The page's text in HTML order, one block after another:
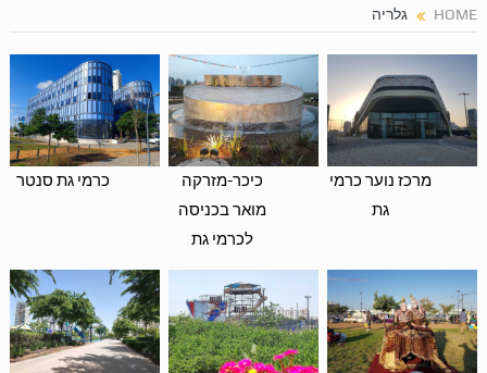
HOME גלריה
כרמי גת סנטר
כיכר-מזרקה
מואר בכניסה
לכרמי גת
מרכז נוער כרמי
גת